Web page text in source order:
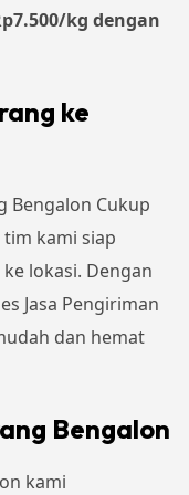
kg dengan
ke
Bengalon Cukup
kami siap
lokasi. Dengan
Jasa Pengiriman
dan hemat
Bengalon
kami